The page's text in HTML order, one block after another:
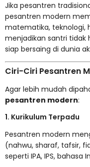
Jika pesantren
pesantren modern
matematika, teknologi,
menjadikan santri
siap bersaing di dunia
Ciri-Ciri Pesantren
Agar lebih mudah
pesantren modern:
1. Kurikulum Terpadu
Pesantren modern
(nahwu, sharaf, tafsir,
seperti IPA, IPS, bahasa